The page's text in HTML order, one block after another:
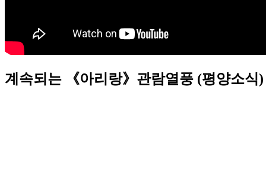
계속되는 《아리랑》관람열풍 (평양소식)